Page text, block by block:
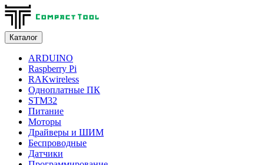
Каталог
ARDUINO
Raspberry Pi
RAKwireless
Одноплатные ПК
STM32
Питание
Моторы
Драйверы и ШИМ
Беспроводные
Датчики